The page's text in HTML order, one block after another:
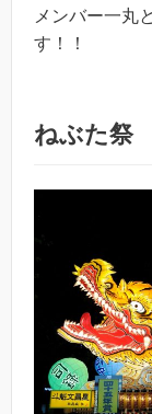
メンバー一丸
す！！
ねぶた祭